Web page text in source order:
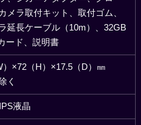
メラ取付キット、 取付ゴム、
延長ケーブル（10m）、 32GB
ード、説明書
）×72（H）×17.5（D）㎜
く
液晶